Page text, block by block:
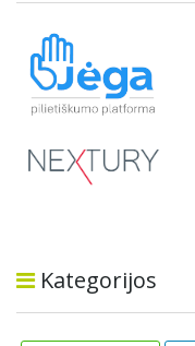
Kategorijos